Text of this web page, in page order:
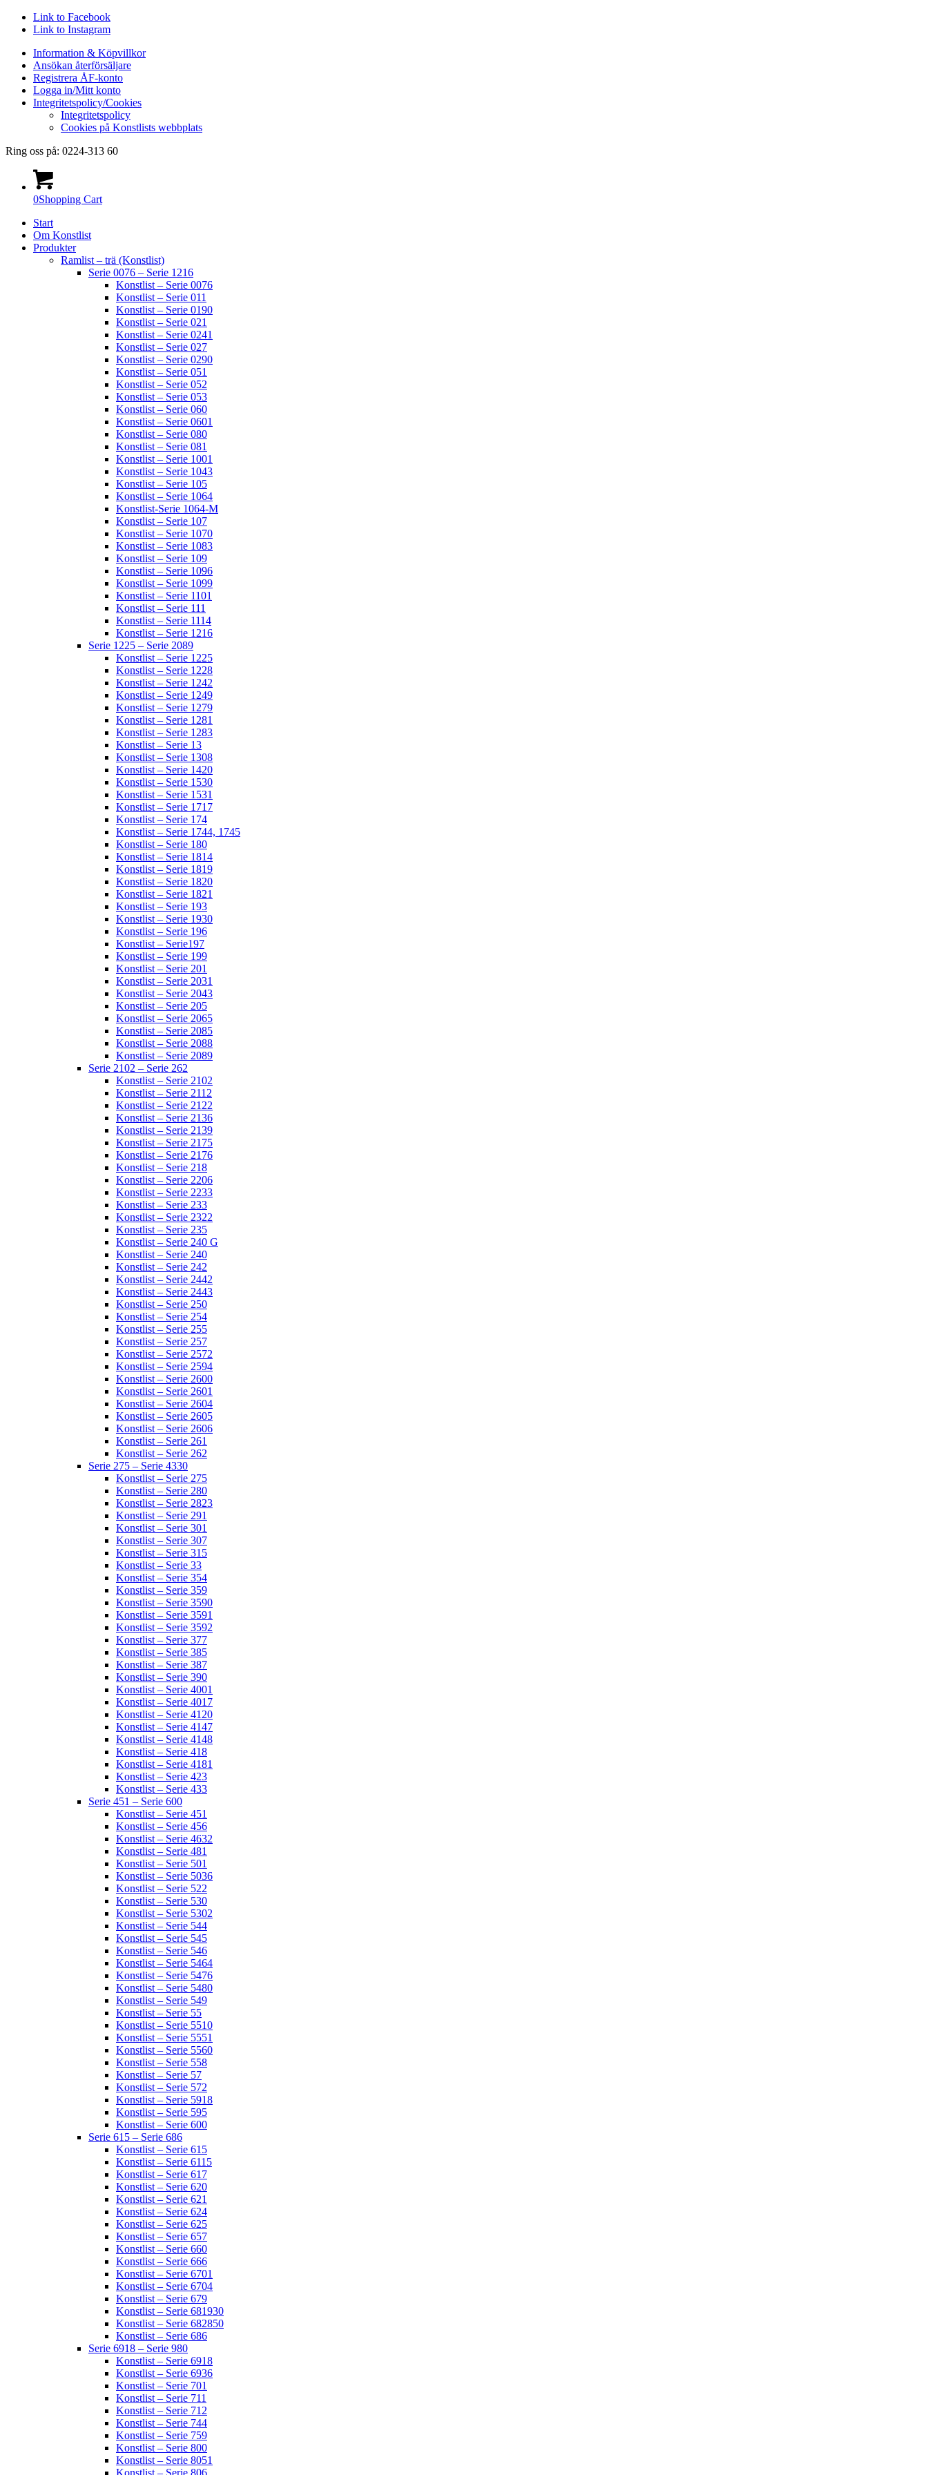
Link to Facebook
Link to Instagram
Information & Köpvillkor
Ansökan återförsäljare
Registrera ÅF-konto
Logga in/Mitt konto
Integritetspolicy/Cookies
Integritetspolicy
Cookies på Konstlists webbplats
Ring oss på: 0224-313 60
0Shopping Cart
Start
Om Konstlist
Produkter
Ramlist – trä (Konstlist)
Serie 0076 – Serie 1216
Konstlist – Serie 0076
Konstlist – Serie 011
Konstlist – Serie 0190
Konstlist – Serie 021
Konstlist – Serie 0241
Konstlist – Serie 027
Konstlist – Serie 0290
Konstlist – Serie 051
Konstlist – Serie 052
Konstlist – Serie 053
Konstlist – Serie 060
Konstlist – Serie 0601
Konstlist – Serie 080
Konstlist – Serie 081
Konstlist – Serie 1001
Konstlist – Serie 1043
Konstlist – Serie 105
Konstlist – Serie 1064
Konstlist-Serie 1064-M
Konstlist – Serie 107
Konstlist – Serie 1070
Konstlist – Serie 1083
Konstlist – Serie 109
Konstlist – Serie 1096
Konstlist – Serie 1099
Konstlist – Serie 1101
Konstlist – Serie 111
Konstlist – Serie 1114
Konstlist – Serie 1216
Serie 1225 – Serie 2089
Konstlist – Serie 1225
Konstlist – Serie 1228
Konstlist – Serie 1242
Konstlist – Serie 1249
Konstlist – Serie 1279
Konstlist – Serie 1281
Konstlist – Serie 1283
Konstlist – Serie 13
Konstlist – Serie 1308
Konstlist – Serie 1420
Konstlist – Serie 1530
Konstlist – Serie 1531
Konstlist – Serie 1717
Konstlist – Serie 174
Konstlist – Serie 1744, 1745
Konstlist – Serie 180
Konstlist – Serie 1814
Konstlist – Serie 1819
Konstlist – Serie 1820
Konstlist – Serie 1821
Konstlist – Serie 193
Konstlist – Serie 1930
Konstlist – Serie 196
Konstlist – Serie197
Konstlist – Serie 199
Konstlist – Serie 201
Konstlist – Serie 2031
Konstlist – Serie 2043
Konstlist – Serie 205
Konstlist – Serie 2065
Konstlist – Serie 2085
Konstlist – Serie 2088
Konstlist – Serie 2089
Serie 2102 – Serie 262
Konstlist – Serie 2102
Konstlist – Serie 2112
Konstlist – Serie 2122
Konstlist – Serie 2136
Konstlist – Serie 2139
Konstlist – Serie 2175
Konstlist – Serie 2176
Konstlist – Serie 218
Konstlist – Serie 2206
Konstlist – Serie 2233
Konstlist – Serie 233
Konstlist – Serie 2322
Konstlist – Serie 235
Konstlist – Serie 240 G
Konstlist – Serie 240
Konstlist – Serie 242
Konstlist – Serie 2442
Konstlist – Serie 2443
Konstlist – Serie 250
Konstlist – Serie 254
Konstlist – Serie 255
Konstlist – Serie 257
Konstlist – Serie 2572
Konstlist – Serie 2594
Konstlist – Serie 2600
Konstlist – Serie 2601
Konstlist – Serie 2604
Konstlist – Serie 2605
Konstlist – Serie 2606
Konstlist – Serie 261
Konstlist – Serie 262
Serie 275 – Serie 4330
Konstlist – Serie 275
Konstlist – Serie 280
Konstlist – Serie 2823
Konstlist – Serie 291
Konstlist – Serie 301
Konstlist – Serie 307
Konstlist – Serie 315
Konstlist – Serie 33
Konstlist – Serie 354
Konstlist – Serie 359
Konstlist – Serie 3590
Konstlist – Serie 3591
Konstlist – Serie 3592
Konstlist – Serie 377
Konstlist – Serie 385
Konstlist – Serie 387
Konstlist – Serie 390
Konstlist – Serie 4001
Konstlist – Serie 4017
Konstlist – Serie 4120
Konstlist – Serie 4147
Konstlist – Serie 4148
Konstlist – Serie 418
Konstlist – Serie 4181
Konstlist – Serie 423
Konstlist – Serie 433
Serie 451 – Serie 600
Konstlist – Serie 451
Konstlist – Serie 456
Konstlist – Serie 4632
Konstlist – Serie 481
Konstlist – Serie 501
Konstlist – Serie 5036
Konstlist – Serie 522
Konstlist – Serie 530
Konstlist – Serie 5302
Konstlist – Serie 544
Konstlist – Serie 545
Konstlist – Serie 546
Konstlist – Serie 5464
Konstlist – Serie 5476
Konstlist – Serie 5480
Konstlist – Serie 549
Konstlist – Serie 55
Konstlist – Serie 5510
Konstlist – Serie 5551
Konstlist – Serie 5560
Konstlist – Serie 558
Konstlist – Serie 57
Konstlist – Serie 572
Konstlist – Serie 5918
Konstlist – Serie 595
Konstlist – Serie 600
Serie 615 – Serie 686
Konstlist – Serie 615
Konstlist – Serie 6115
Konstlist – Serie 617
Konstlist – Serie 620
Konstlist – Serie 621
Konstlist – Serie 624
Konstlist – Serie 625
Konstlist – Serie 657
Konstlist – Serie 660
Konstlist – Serie 666
Konstlist – Serie 6701
Konstlist – Serie 6704
Konstlist – Serie 679
Konstlist – Serie 681930
Konstlist – Serie 682850
Konstlist – Serie 686
Serie 6918 – Serie 980
Konstlist – Serie 6918
Konstlist – Serie 6936
Konstlist – Serie 701
Konstlist – Serie 711
Konstlist – Serie 712
Konstlist – Serie 744
Konstlist – Serie 759
Konstlist – Serie 800
Konstlist – Serie 8051
Konstlist – Serie 806